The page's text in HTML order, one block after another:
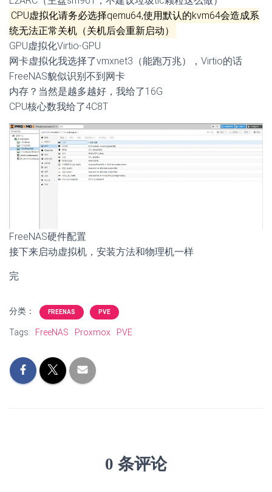
CPU虚拟化请务必选择qemu64,使用默认的kvm64会造成系
统无法正常关机（关机后会重新启动）
GPU虚拟化Virtio-GPU
网卡虚拟化我选择了vmxnet3（能跑万兆），Virtio的话
FreeNAS貌似识别不到网卡
内存？当然是越多越好，我给了16G
CPU核心数我给了4C8T
FreeNAS硬件配置
接下来启动虚拟机，安装方法和物理机一样
完
分类： FREENAS PVE
Tags: FreeNAS Proxmox PVE
0 条评论